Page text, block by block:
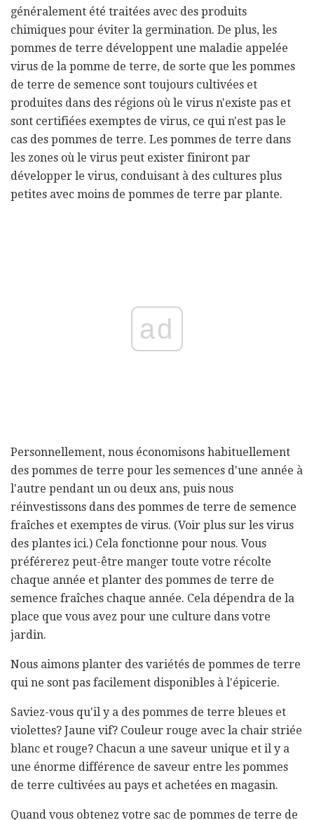
généralement été traitées avec des produits
chimiques pour éviter la germination. De plus, les
pommes de terre développent une maladie appelée
virus de la pomme de terre, de sorte que les pommes
de terre de semence sont toujours cultivées et
produites dans des régions où le virus n'existe pas et
sont certifiées exemptes de virus, ce qui n'est pas le
cas des pommes de terre. Les pommes de terre dans
les zones où le virus peut exister finiront par
développer le virus, conduisant à des cultures plus
petites avec moins de pommes de terre par plante.
ad
Personnellement, nous économisons habituellement
des pommes de terre pour les semences d'une année à
l'autre pendant un ou deux ans, puis nous
réinvestissons dans des pommes de terre de semence
fraîches et exemptes de virus. (Voir plus sur les virus
des plantes ici.) Cela fonctionne pour nous. Vous
préférerez peut-être manger toute votre récolte
chaque année et planter des pommes de terre de
semence fraîches chaque année. Cela dépendra de la
place que vous avez pour une culture dans votre
jardin.
Nous aimons planter des variétés de pommes de terre
qui ne sont pas facilement disponibles à l'épicerie.
Saviez-vous qu'il y a des pommes de terre bleues et
violettes? Jaune vif? Couleur rouge avec la chair striée
blanc et rouge? Chacun a une saveur unique et il y a
une énorme différence de saveur entre les pommes
de terre cultivées au pays et achetées en magasin.
Quand vous obtenez votre sac de pommes de terre de